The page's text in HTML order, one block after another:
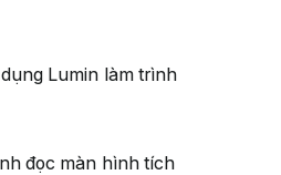
Lumin làm trình
đọc màn hình tích